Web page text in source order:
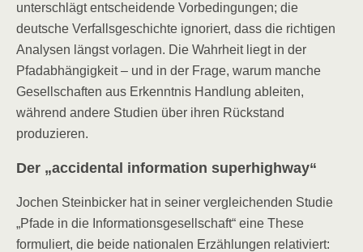
unterschlägt entscheidende Vorbedingungen; die
deutsche Verfallsgeschichte ignoriert, dass die richtigen
Analysen längst vorlagen. Die Wahrheit liegt in der
Pfadabhängigkeit – und in der Frage, warum manche
Gesellschaften aus Erkenntnis Handlung ableiten,
während andere Studien über ihren Rückstand
produzieren.
Der „accidental information superhighway“
Jochen Steinbicker hat in seiner vergleichenden Studie
„Pfade in die Informationsgesellschaft“ eine These
formuliert, die beide nationalen Erzählungen relativiert: